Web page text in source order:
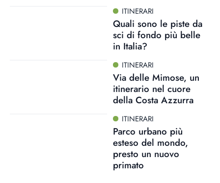
ITINERARI
Quali sono le piste da
sci di fondo più belle
in Italia?
ITINERARI
Via delle Mimose, un
itinerario nel cuore
della Costa Azzurra
ITINERARI
Parco urbano più
esteso del mondo,
presto un nuovo
primato